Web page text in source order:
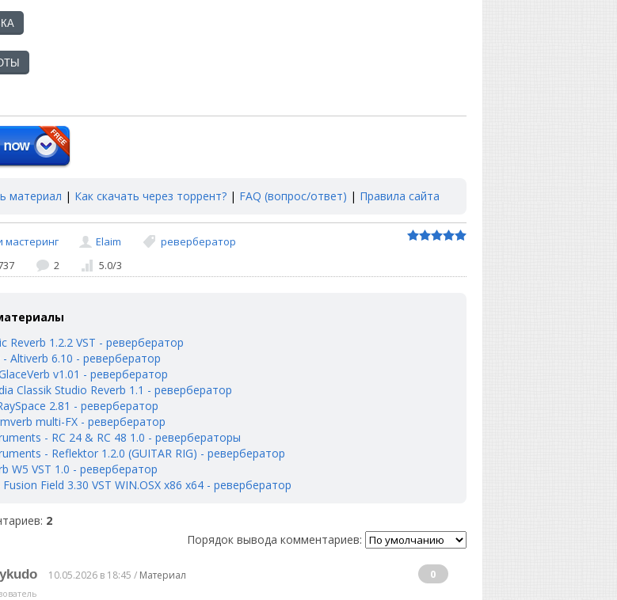
материал | Как скачать через торрент? | FAQ (вопрос/ответ) | Правила сайта
мастеринг Elaim
ревербератор
2 5.0/3
Reverb 1.2.2 VST - ревербератор
- Altiverb 6.10 - ревербератор
v1.01 - ревербератор
Classik Studio Reverb 1.1 - ревербератор
2.81 - ревербератор
multi-FX - ревербератор
- RC 24 & RC 48 1.0 - ревербераторы
- Reflektor 1.2.0 (GUITAR RIG) - ревербератор
W5 VST 1.0 - ревербератор
Field 3.30 VST WIN.OSX x86 x64 - ревербератор
: 2
Порядок вывода комментариев:
10.05.2026 в 18:45 / Материал 0